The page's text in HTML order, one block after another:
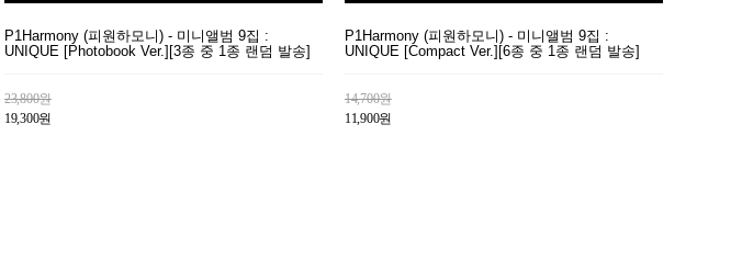
P1Harmony (피원하모니) - 미니앨범 9집 :
UNIQUE [Photobook Ver.][3종 중 1종 랜덤 발송]
23,800원
19,300원
P1Harmony (피원하모니) - 미니앨범 9집 :
UNIQUE [Compact Ver.][6종 중 1종 랜덤 발송]
14,700원
11,900원